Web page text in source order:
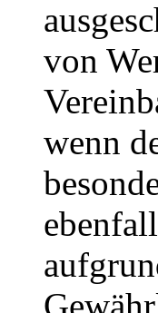
von
wenn